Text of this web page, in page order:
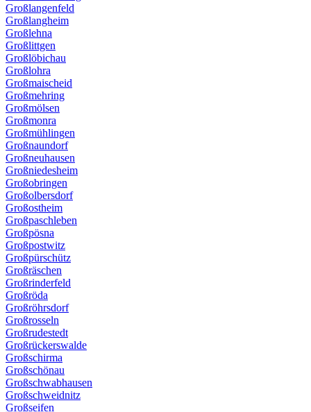
Großlangenfeld
Großlangheim
Großlehna
Großlittgen
Großlöbichau
Großlohra
Großmaischeid
Großmehring
Großmölsen
Großmonra
Großmühlingen
Großnaundorf
Großneuhausen
Großniedesheim
Großobringen
Großolbersdorf
Großostheim
Großpaschleben
Großpösna
Großpostwitz
Großpürschütz
Großräschen
Großrinderfeld
Großröda
Großröhrsdorf
Großrosseln
Großrudestedt
Großrückerswalde
Großschirma
Großschönau
Großschwabhausen
Großschweidnitz
Großseifen